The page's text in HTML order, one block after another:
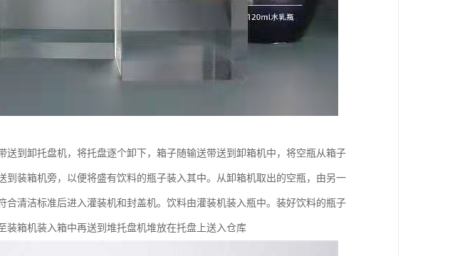
到卸托盘机，将托盘逐个卸下，箱子随输送带送到卸箱机中，将空瓶从箱子
装箱机旁，以便将盛有饮料的瓶子装入其中。从卸箱机取出的空瓶，由另一
清洁标准后进入灌装机和封盖机。饮料由灌装机装入瓶中。装好饮料的瓶子
箱机装入箱中再送到堆托盘机堆放在托盘上送入仓库